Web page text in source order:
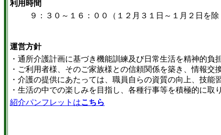
利用時間
９：３０～１６：００（１２月３１日～１月２日を除
運営方針
・通所介護計画に基づき機能訓練及び日常生活を精神的
・ご利用者様、そのご家族様との信頼関係を築き、情報
・介護の提供にあたっては、職員自らの資質の向上、技
・生活の中での楽しみを目指し、各種行事等を積極的に取
紹介パンフレットはこちら